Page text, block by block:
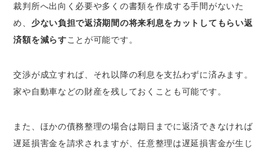
裁判所へ出向く必要や多くの書類を作成する手間がないた
め、 少ない負担で返済期間の将来利息をカットしてもらい返
済額を減らすことが可能です。
交渉が成立すれば、それ以降の利息を支払わずに済みます。
家や自動車などの財産を残しておくことも可能です。
また、ほかの債務整理の場合は期日までに返済できなければ
遅延損害金を請求されますが、任意整理は遅延損害金が生じ